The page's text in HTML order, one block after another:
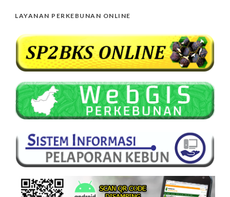
LAYANAN PERKEBUNAN ONLINE